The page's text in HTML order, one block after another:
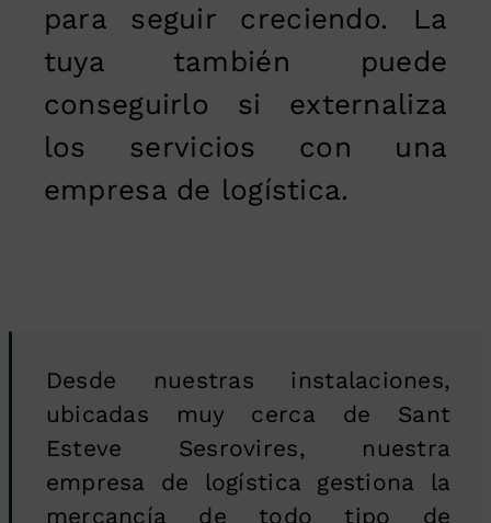
para seguir creciendo. La
tuya también puede
conseguirlo si externaliza
los servicios con una
empresa de logística.
Desde nuestras instalaciones,
ubicadas muy cerca de Sant
Esteve Sesrovires, nuestra
empresa de logística gestiona la
mercancía de todo tipo de